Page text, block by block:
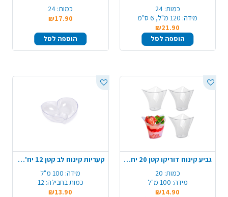
כמות: 24
מידה: 120 מ"ל, 6 ס"מ
₪21.90
הוספה לסל
כמות: 24
₪17.90
הוספה לסל
גביע קינוח דוריקו קטן 20 יח' - שקוף
כמות: 20
מידה: 100 מ"ל
₪14.90
קעריות קינוח לב קטן 12 יח' - שקוף
מידה: 100 מ"ל
כמות בחבילה: 12
₪13.90